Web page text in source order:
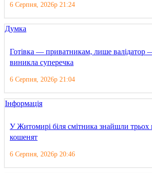
6 Серпня, 2026р 21:24
Думка
Готівка — приватникам, лише
виникла суперечка
6 Серпня, 2026р 21:04
Інформація
У Житомирі біля смітника знайшли
кошенят
6 Серпня, 2026р 20:46